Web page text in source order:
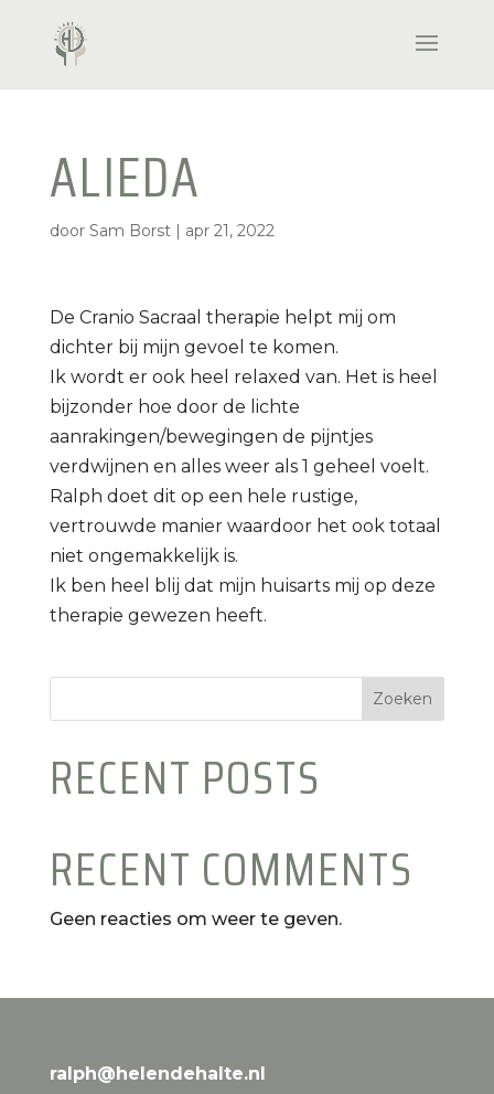
ALIEDA
door Sam Borst| apr 21, 2022
De Cranio Sacraal therapie helpt mij om
dichter bij mijn gevoel te komen.
Ik wordt er ook heel relaxed van. Het is heel
bijzonder hoe door de lichte
aanrakingen/bewegingen de pijntjes
verdwijnen en alles weer als 1 geheel voelt.
Ralph doet dit op een hele rustige,
vertrouwde manier waardoor het ook totaal
niet ongemakkelijk is.
Ik ben heel blij dat mijn huisarts mij op deze
therapie gewezen heeft.
Zoeken
RECENT POSTS
RECENT COMMENTS
Geen reacties om weer te geven.
ralph@helendehalte.nl